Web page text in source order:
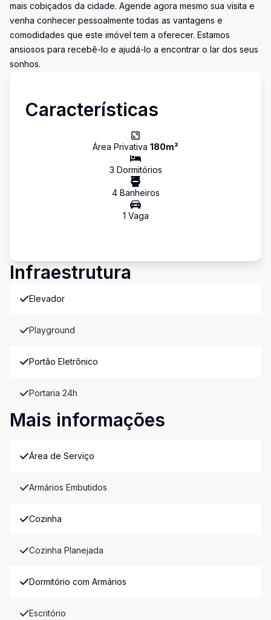
mais cobiçados da cidade. Agende agora mesmo sua visita e
venha conhecer pessoalmente todas as vantagens e
comodidades que este imóvel tem a oferecer. Estamos
ansiosos para recebê-lo e ajudá-lo a encontrar o lar dos seus
sonhos.
Características
Área Privativa 180m²
3 Dormitórios
4Banheiros
1 Vaga
Infraestrutura
Elevador
Playground
Portão Eletrônico
Portaria 24h
Mais informações
Área de Serviço
Armários Embutidos
Cozinha
Cozinha Planejada
Dormitório com Armários
Escritório